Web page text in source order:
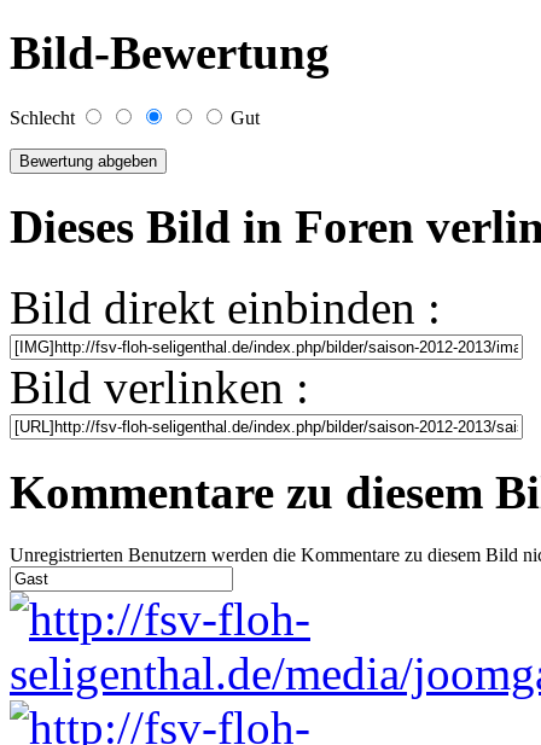
Bild-Bewertung
Schlecht Gut
Dieses Bild in Foren
Bild direkt einbinden :
Bild verlinken :
Kommentare zu diesem
Unregistrierten Benutzern werden die Kommentare zu diesem Bild